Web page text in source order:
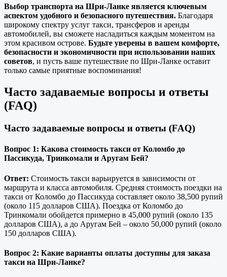
Выбор транспорта на Шри-Ланке является ключевым
аспектом удобного и безопасного путешествия. Благодаря
широкому спектру услуг такси, трансферов и аренды
автомобилей, вы сможете насладиться каждым моментом на
этом красивом острове. Будьте уверены в вашем комфорте,
безопасности и экономичности при использовании наших
советов, и пусть ваше путешествие по Шри-Ланке оставит
только самые приятные воспоминания!
Часто задаваемые вопросы и ответы
(FAQ)
Часто задаваемые вопросы и ответы (FAQ)
Вопрос 1: Какова стоимость такси от Коломбо до
Пассикуда, Тринкомали и Аругам Бей?
Ответ: Стоимость такси варьируется в зависимости от
маршрута и класса автомобиля. Средняя стоимость поездки на
такси от Коломбо до Пассикуда составляет около 38,500 рупий
(около 115 долларов США). Поездка от Коломбо до
Тринкомали обойдется примерно в 45,000 рупий (около 135
долларов США), а до Аругам Бей – около 50,000 рупий (около
150 долларов США).
Вопрос 2: Какие варианты оплаты доступны для заказа
такси на Шри-Ланке?